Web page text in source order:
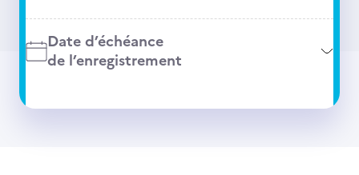
Date d’échéance
de l’enregistrement